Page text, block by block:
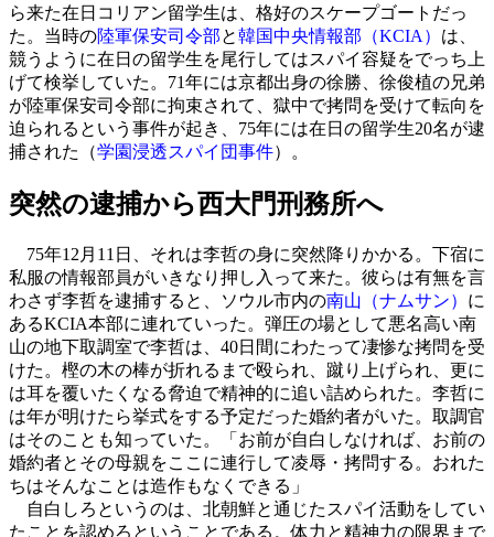
ら来た在日コリアン留学生は、格好のスケープゴートだっ
た。当時の陸軍保安司令部と韓国中央情報部（KCIA） は、
競うように在日の留学生を尾行してはスパイ容疑をでっち上
げて検挙していた。71年には京都出身の徐勝、徐俊植の兄弟
が陸軍保安司令部に拘束されて、獄中で拷問を受けて転向を
迫られるという事件が起き、75年には在日の留学生20名が逮
捕された（学園浸透スパイ団事件）。
突然の逮捕から西大門刑務所へ
75年12月11日、それは李哲の身に突然降りかかる。下宿に
私服の情報部員がいきなり押し入って来た。彼らは有無を言
わさず李哲を逮捕すると、ソウル市内の南山（ナムサン） に
あるKCIA本部に連れていった。弾圧の場として悪名高い南
山の地下取調室で李哲は、40日間にわたって凄惨な拷問を受
けた。樫の木の棒が折れるまで殴られ、蹴り上げられ、更に
は耳を覆いたくなる脅迫で精神的に追い詰められた。李哲に
は年が明けたら挙式をする予定だった婚約者がいた。取調官
はそのことも知っていた。「お前が自白しなければ、お前の
婚約者とその母親をここに連行して凌辱・拷問する。おれた
ちはそんなことは造作もなくできる」
自白しろというのは、北朝鮮と通じたスパイ活動をしてい
たことを認めろということである。体力と精神力の限界まで